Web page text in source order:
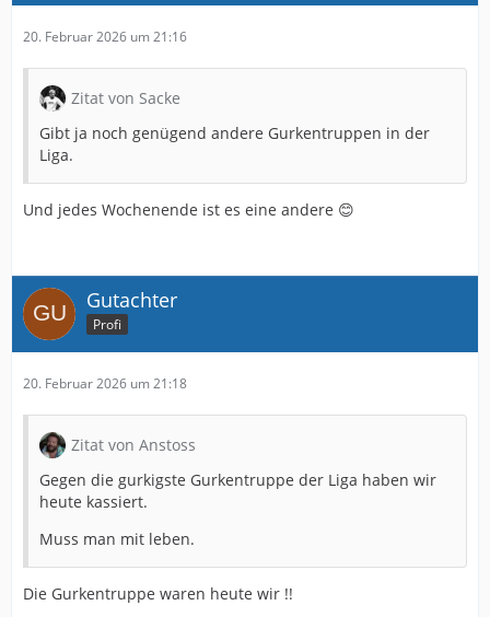
20. Februar 2026 um 21:16
Zitat von Sacke
Gibt ja noch genügend andere Gurkentruppen in der
Liga.
Und jedes Wochenende ist es eine andere 😊
Gutachter
Profi
20. Februar 2026 um 21:18
Zitat von Anstoss
Gegen die gurkigste Gurkentruppe der Liga haben wir
heute kassiert.
Muss man mit leben.
Die Gurkentruppe waren heute wir !!